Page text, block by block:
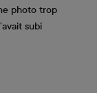
photo trop
subi